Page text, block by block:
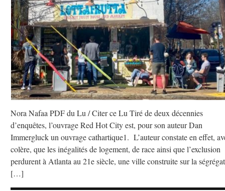
Nora Nafaa PDF du Lu / Citer ce Lu Tiré de deux décennies
d’enquêtes, l’ouvrage Red Hot City est, pour son auteur Dan
Immergluck un ouvrage cathartique1. L’auteur constate en effet,
colère, que les inégalités de logement, de race ainsi que l’exclusion
perdurent à Atlanta au 21e siècle, une ville construite sur la
[…]